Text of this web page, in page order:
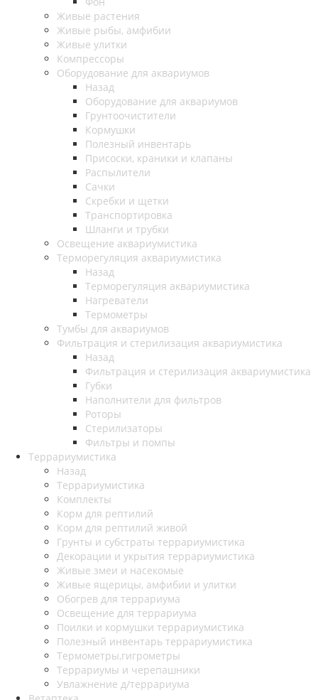
Живые растения
Живые рыбы, амфибии
Живые улитки
Компрессоры
Оборудование для аквариумов
Назад
Оборудование для аквариумов
Грунтоочистители
Кормушки
Полезный инвентарь
Присоски, краники и клапаны
Распылители
Сачки
Скребки и щетки
Транспортировка
Шланги и трубки
Освещение аквариумистика
Терморегуляция аквариумистика
Назад
Терморегуляция аквариумистика
Нагреватели
Термометры
Тумбы для аквариумов
Фильтрация и стерилизация аквариумистика
Назад
Фильтрация и стерилизация аквариумистика
Губки
Наполнители для фильтров
Роторы
Стерилизаторы
Фильтры и помпы
Террариумистика
Назад
Террариумистика
Комплекты
Корм для рептилий
Корм для рептилий живой
Грунты и субстраты террариумистика
Декорации и укрытия террариумистика
Живые змеи и насекомые
Живые ящерицы, амфибии и улитки
Обогрев для террариума
Освещение для террариума
Поилки и кормушки террариумистика
Полезный инвентарь террариумистика
Термометры,гигрометры
Террариумы и черепашники
Увлажнение д/террариума